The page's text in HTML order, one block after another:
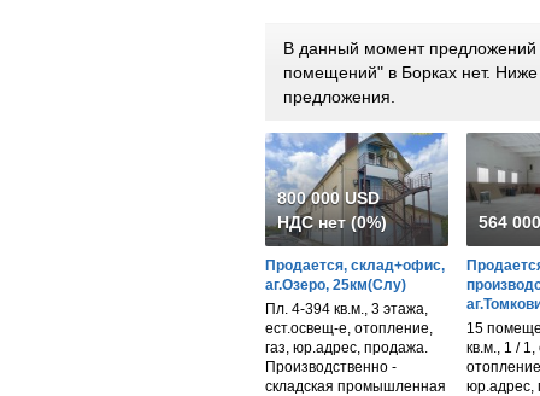
В данный момент предложений
помещений" в Борках нет.
предложения.
800 000 USD
НДС нет (0%)
Продается, склад+офис,
аг.Озеро, 25км(Слу)
Пл. 4-394 кв.м., 3 этажа,
ест.освещ-е, отопление,
газ, юр.адрес, продажа.
Производственно -
складская промышленная
564
15
кв.м., 1 /
юр.адрес,